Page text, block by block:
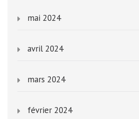
mai 2024
avril 2024
mars 2024
février 2024